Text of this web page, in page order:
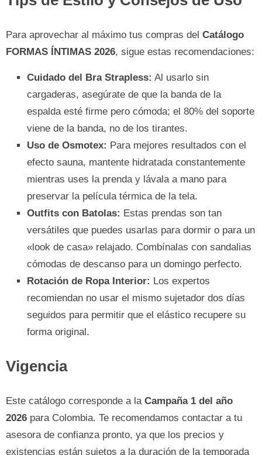
Para aprovechar al máximo tus compras del Catálogo
FORMAS ÍNTIMAS 2026, sigue estas recomendaciones:
Cuidado del Bra Strapless: Al usarlo sin
cargaderas, asegúrate de que la banda de la
espalda esté firme pero cómoda; el 80% del soporte
viene de la banda, no de los tirantes.
Uso de Osmotex: Para mejores resultados con el
efecto sauna, mantente hidratada constantemente
mientras uses la prenda y lávala a mano para
preservar la película térmica de la tela.
Outfits con Batolas: Estas prendas son tan
versátiles que puedes usarlas para dormir o para un
«look de casa» relajado. Combínalas con sandalias
cómodas de descanso para un domingo perfecto.
Rotación de Ropa Interior: Los expertos
recomiendan no usar el mismo sujetador dos días
seguidos para permitir que el elástico recupere su
forma original.
Vigencia
Este catálogo corresponde a la Campaña 1 del año
2026 para Colombia. Te recomendamos contactar a tu
asesora de confianza pronto, ya que los precios y
existencias están sujetos a la duración de la temporada